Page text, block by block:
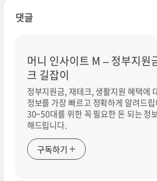
댓글
머니 인사이트 M – 정부지원
크 길잡이
정부지원금, 재테크, 생활지원 혜택에
정보를 가장 빠르고 정확하게 알려드립
30~50대를 위한 꼭 필요한 돈 되는 정
해드립니다.
구독하기